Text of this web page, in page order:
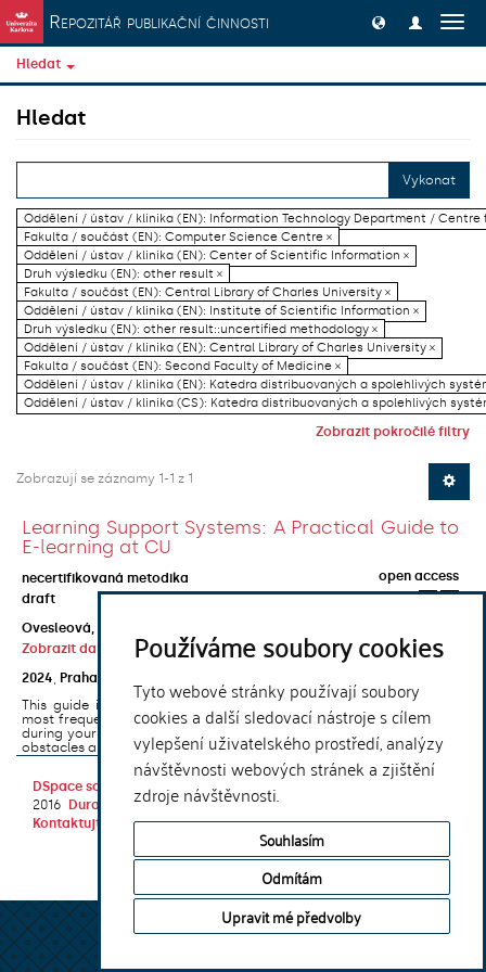
Používáme soubory cookies
Tyto webové stránky používají soubory
cookies a další sledovací nástroje s cílem
vylepšení uživatelského prostředí, analýzy
návštěvnosti webových stránek a zjištění
zdroje návštěvnosti.
Souhlasím
Odmítám
Upravit mé předvolby
Přeskočit na obsah
Repozitář publikační činnosti
Hledat
Hledat
Vykonat
Oddělení / ústav / klinika (EN): Information Technology Department / Centre
Fakulta / součást (EN): Computer Science Centre ×
Oddělení / ústav / klinika (EN): Center of Scientific Information ×
Druh výsledku (EN): other result ×
Fakulta / součást (EN): Central Library of Charles University ×
Oddělení / ústav / klinika (EN): Institute of Scientific Information ×
Druh výsledku (EN): other result::uncertified methodology ×
Oddělení / ústav / klinika (EN): Central Library of Charles University ×
Fakulta / součást (EN): Second Faculty of Medicine ×
Oddělení / ústav / klinika (EN): Katedra distribuovaných a spolehlivých
Oddělení / ústav / klinika (CS): Katedra distribuovaných a spolehlivých
Zobrazit pokročilé filtry
Zobrazují se záznamy 1-1 z 1
Learning Support Systems: A Practical Guide to
E-learning at CU
necertifikovaná metodika
open access
draft
Ovesleová, Hana
Zobrazit další autory
2024
Praha
This guide introduces the e-learning support tools that are used
most frequently at Charles University and that you may encounter
during your studies. It will also help you to avoid the most common
obstacles associated ...
DSpace software
copyright © 2002-
2016
DuraSpace
Kontaktujte nás|Vyjádření názoru